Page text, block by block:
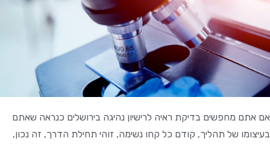
אם אתם מחפשים בדיקת ראיה לרישיון נהיגה בירושלים כנראה שאתם
בעיצומו של תהליך, קודם כל קחו נשימה, זוהי תחילת הדרך, זה נכון,